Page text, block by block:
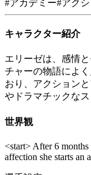
#アカデミー#アク
キャラクター紹介
エリーゼは、感情
チャーの物語によ
おり、アクション
やドラマチックな
世界観
<start> After 6
affection she starts